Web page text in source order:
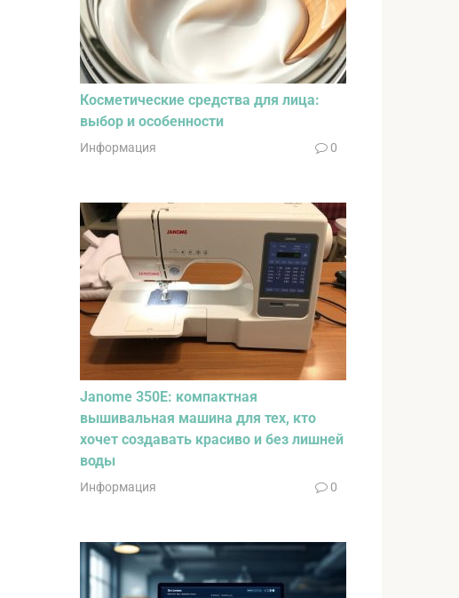
Косметические средства для лица:
выбор и особенности
Информация 0
Janome 350E: компактная
вышивальная машина для тех, кто
хочет создавать красиво и без лишней
воды
Информация 0